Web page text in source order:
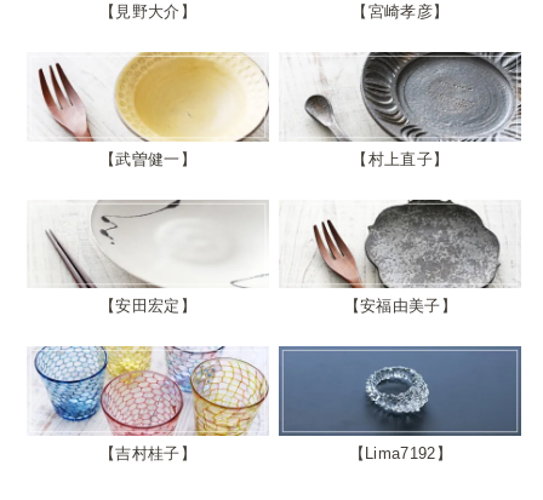
見野大介 宮崎孝彦
武曽健一 村上直子
安田宏定 安福由美子
吉村桂子 Lima7192